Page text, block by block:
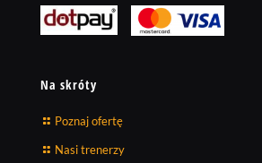
Na skróty
Poznaj ofertę
Nasi trenerzy